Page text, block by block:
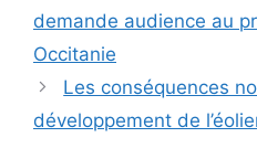
demande audience au
Occitanie
Les conséquences
développement de